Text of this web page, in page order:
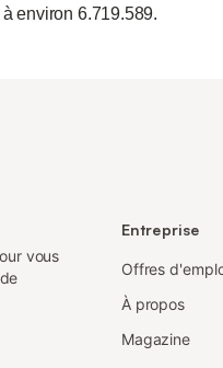
environ 6.719.589.
vous
Entreprise
Offres
À propos
Magazine